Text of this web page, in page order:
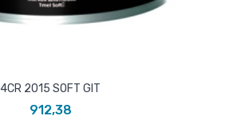
4CR 2015 SOFT GIT
912,38